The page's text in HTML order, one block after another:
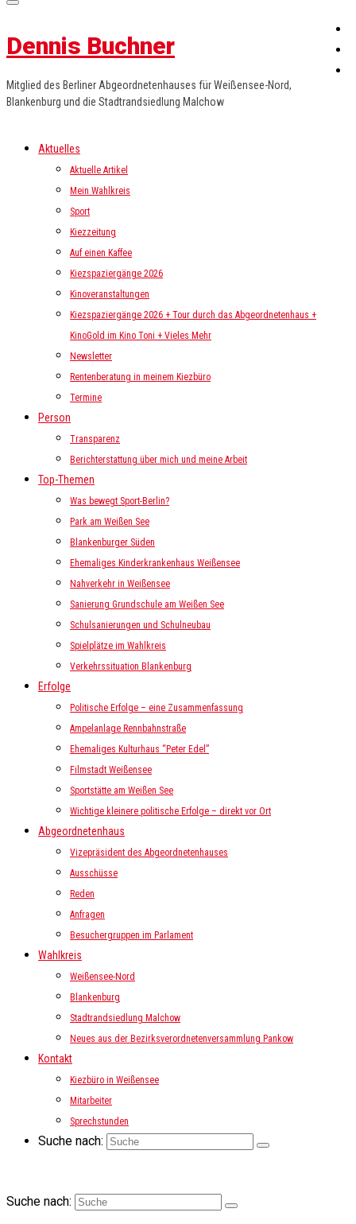
Dennis Buchner
Mitglied des Berliner Abgeordnetenhauses für Weißensee-Nord,
Blankenburg und die Stadtrandsiedlung Malchow
Aktuelles
Aktuelle Artikel
Mein Wahlkreis
Sport
Kiezzeitung
Auf einen Kaffee
Kiezspaziergänge 2026
Kinoveranstaltungen
Kiezspaziergänge 2026 + Tour durch das Abgeordnetenhaus +
KinoGold im Kino Toni + Vieles Mehr
Newsletter
Rentenberatung in meinem Kiezbüro
Termine
Person
Transparenz
Berichterstattung über mich und meine Arbeit
Top-Themen
Was bewegt Sport-Berlin?
Park am Weißen See
Blankenburger Süden
Ehemaliges Kinderkrankenhaus Weißensee
Nahverkehr in Weißensee
Sanierung Grundschule am Weißen See
Schulsanierungen und Schulneubau
Spielplätze im Wahlkreis
Verkehrssituation Blankenburg
Erfolge
Politische Erfolge – eine Zusammenfassung
Ampelanlage Rennbahnstraße
Ehemaliges Kulturhaus “Peter Edel”
Filmstadt Weißensee
Sportstätte am Weißen See
Wichtige kleinere politische Erfolge – direkt vor Ort
Abgeordnetenhaus
Vizepräsident des Abgeordnetenhauses
Ausschüsse
Reden
Anfragen
Besuchergruppen im Parlament
Wahlkreis
Weißensee-Nord
Blankenburg
Stadtrandsiedlung Malchow
Neues aus der Bezirksverordnetenversammlung Pankow
Kontakt
Kiezbüro in Weißensee
Mitarbeiter
Sprechstunden
Suche nach:
Suche nach: